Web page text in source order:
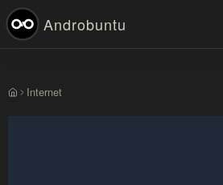
Androbuntu
BerandaInternet